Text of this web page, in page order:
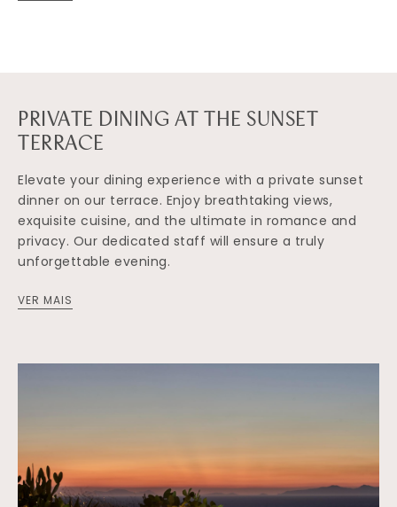
PRIVATE DINING AT THE SUNSET
TERRACE
Elevate your dining experience with a private sunset
dinner on our terrace. Enjoy breathtaking views,
exquisite cuisine, and the ultimate in romance and
privacy. Our dedicated staff will ensure a truly
unforgettable evening.
VER MAIS